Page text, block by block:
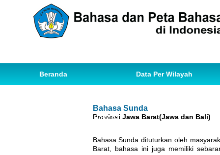
Beranda Data Per Wilayah
Ihwal Pemetaan Bahasa
Bahasa Sunda
Provinsi Jawa Barat(Jawa dan Bali)
Bahasa Sunda dituturkan oleh
Barat, bahasa ini juga memiliki